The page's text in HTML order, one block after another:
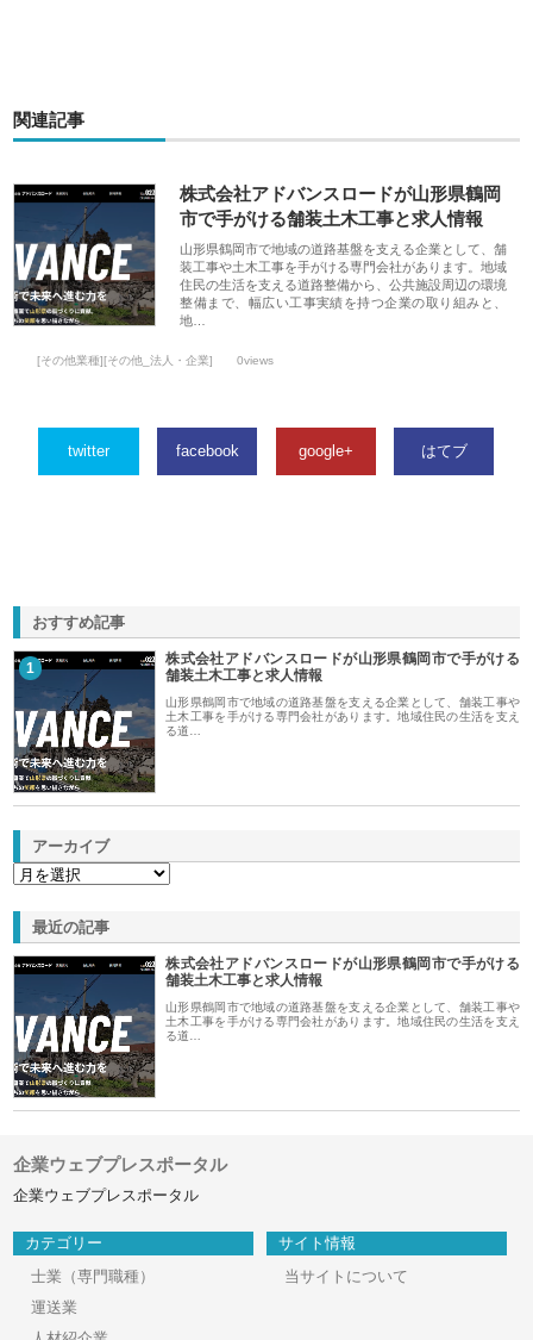
関連記事
株式会社アドバンスロードが山形県鶴岡
市で手がける舗装土木工事と求人情報
山形県鶴岡市で地域の道路基盤を支える企業として、舗
装工事や土木工事を手がける専門会社があります。地域
住民の生活を支える道路整備から、公共施設周辺の環境
整備まで、幅広い工事実績を持つ企業の取り組みと、
地…
[その他業種][その他_法人・企業] 0views
twitter facebook google+ はてブ
おすすめ記事
1
株式会社アドバンスロードが山形県鶴岡市で手がける
舗装土木工事と求人情報
山形県鶴岡市で地域の道路基盤を支える企業として、舗装工事や
土木工事を手がける専門会社があります。地域住民の生活を支え
る道…
アーカイブ
最近の記事
株式会社アドバンスロードが山形県鶴岡市で手がける
舗装土木工事と求人情報
山形県鶴岡市で地域の道路基盤を支える企業として、舗装工事や
土木工事を手がける専門会社があります。地域住民の生活を支え
る道…
企業ウェブプレスポータル
企業ウェブプレスポータル
カテゴリー
士業（専門職種）
運送業
サイト情報
当サイトについて